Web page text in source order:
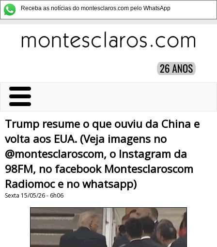
Receba as notícias do montesclaros.com pelo WhatsApp
Trump resume o que ouviu da China e
volta aos EUA. (Veja imagens no
@montesclaroscom, o Instagram da
98FM, no facebook Montesclaroscom
Radiomoc e no whatsapp)
Sexta 15/05/26 - 6h06